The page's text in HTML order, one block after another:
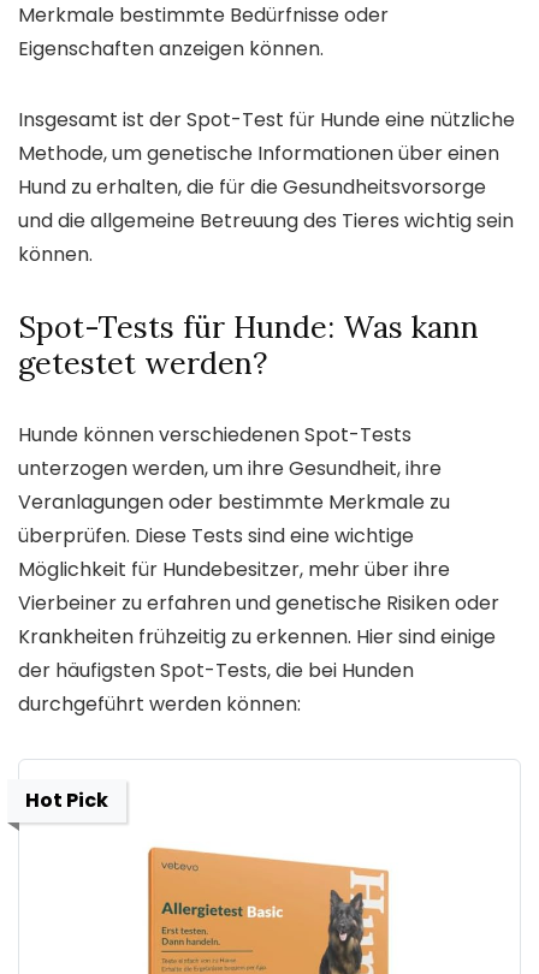
Merkmale bestimmte Bedürfnisse oder
Eigenschaften anzeigen können.
Insgesamt ist der Spot-Test für Hunde eine nützliche
Methode, um genetische Informationen über einen
Hund zu erhalten, die für die Gesundheitsvorsorge
und die allgemeine Betreuung des Tieres wichtig sein
können.
Spot-Tests für Hunde: Was kann
getestet werden?
Hunde können verschiedenen Spot-Tests
unterzogen werden, um ihre Gesundheit, ihre
Veranlagungen oder bestimmte Merkmale zu
überprüfen. Diese Tests sind eine wichtige
Möglichkeit für Hundebesitzer, mehr über ihre
Vierbeiner zu erfahren und genetische Risiken oder
Krankheiten frühzeitig zu erkennen. Hier sind einige
der häufigsten Spot-Tests, die bei Hunden
durchgeführt werden können:
Hot Pick